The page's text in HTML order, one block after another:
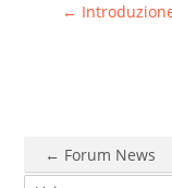
←
← Forum News